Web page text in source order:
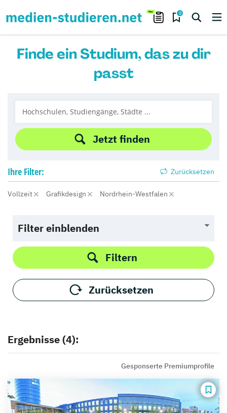
0
Finde ein Studium, das zu dir
passt
Jetzt finden
Ihre Filter: Zurücksetzen
Vollzeit Grafikdesign Nordrhein-Westfalen
Filter einblenden
Filtern
Zurücksetzen
Ergebnisse (4):
Gesponserte Premiumprofile